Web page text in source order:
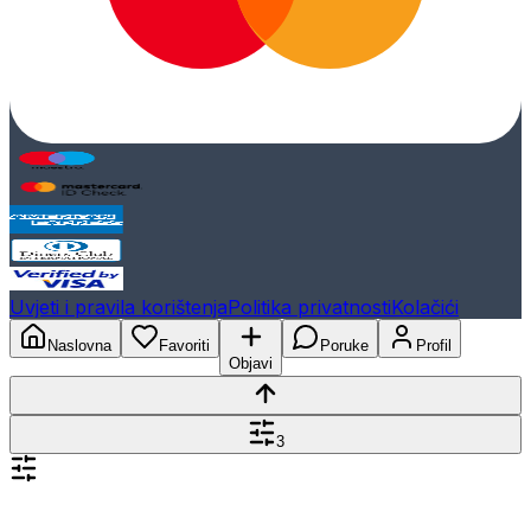
Uvjeti i pravila korištenjaPolitika privatnostiKolačići
Naslovna
Favoriti
Objavi
Poruke Profil
3